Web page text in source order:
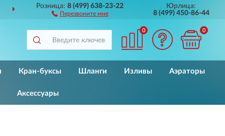
ВСЕЙ РОССИИ ДО 2
Розница:8 (499) 638-23-22
Перезвоните мне
Юрлица:
8 (499) 450-86-44
0 0
Кран-буксы Шланги Изливы Аэраторы
Аксессуары